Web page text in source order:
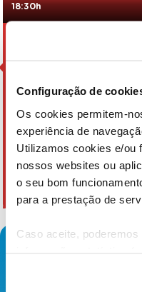
Configuração de
Os cookies permitem-
experiência de
Utilizamos cookies e/ou
nossos websites ou
o seu bom
para a prestação de
Caso aceite,
funcionalidades
18:30h